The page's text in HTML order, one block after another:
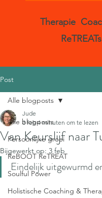
Therapie
ReTREATs
Post
Alle blogposts
Persoonlijke groei
ReBOOT ReTREAT
Soulful Power
Holistische Coaching &
Alle blogposts
Van Keurslijf naar
Jude
3 feb 4 minuten om te lezen
Bijgewerkt op: 3 feb
Eindelijk uitgewurmd